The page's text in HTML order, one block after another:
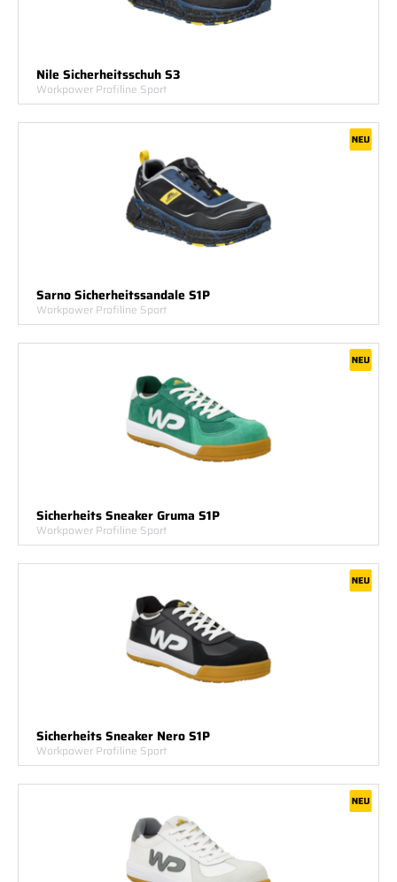
Nile Sicherheitsschuh S3
Workpower Profiline Sport
Sarno Sicherheitssandale S1P
Workpower Profiline Sport
Sicherheits Sneaker Gruma S1P
Workpower Profiline Sport
Sicherheits Sneaker Nero S1P
Workpower Profiline Sport